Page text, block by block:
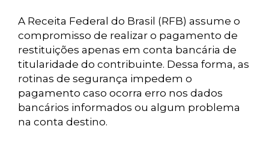
A Receita Federal do Brasil (RFB) assume o
compromisso de realizar o pagamento de
restituições apenas em conta bancária de
titularidade do contribuinte. Dessa forma, as
rotinas de segurança impedem o
pagamento caso ocorra erro nos dados
bancários informados ou algum problema
na conta destino.